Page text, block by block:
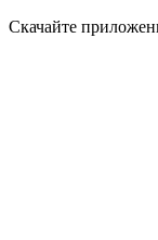
Скачайте